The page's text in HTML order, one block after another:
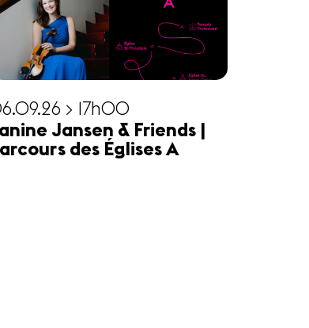
> 17h00
Jansen & Friends |
des Églises A